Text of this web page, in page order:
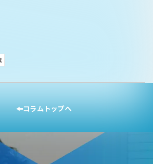
コラムトップへ